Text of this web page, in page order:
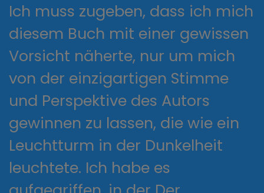
Ich muss zugeben, dass ich mich
diesem Buch mit einer gewissen
Vorsicht näherte, nur um mich
von der einzigartigen Stimme
und Perspektive des Autors
gewinnen zu lassen, die wie ein
Leuchtturm in der Dunkelheit
leuchtete. Ich habe es